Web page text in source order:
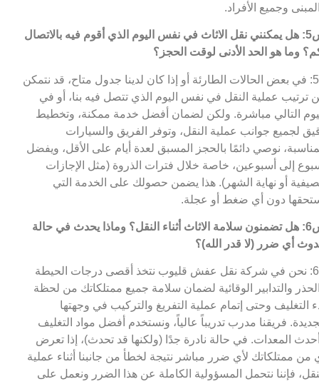
وجميع الأفراد.
س5: هل يمكنني نقل الاثاث في نفس اليوم الذي أقوم فيه بالاتصال
وما هو الحد الأدنى لوقت الحجز؟
ج5: في بعض الحالات الطارئة أو إذا كان لدينا جدول متاح، قد نتمكن
ترتيب عملية النقل في نفس اليوم الذي تتصل فيه بنا، أو في
التالي مباشرة. ولكن لضمان أفضل خدمة ممكنة، وتخطيط
لجميع جوانب عملية النقل، وتوفر الفريق والسيارات
نوصي دائمًا بالحجز المسبق لعدة أيام على الأقل، ويفضل
إلى أسبوعين، خاصة خلال فترات الذروة (مثل الإجازات
أو نهاية الشهر). هذا يضمن حصولك على الخدمة التي
دون أي ضغط أو عجلة.
س6: هل تضمنون سلامة الاثاث أثناء النقل؟ وماذا يحدث في حالة
أي ضرر (لا قدر الله)؟
ج6: نحن في شركة نقل عفش قليوب نتخذ أقصى درجات الحيطة
والتدابير الوقائية لضمان سلامة جميع ممتلكاتك من لحظة
التغليف وحتى إتمام عملية التفريغ والتركيب في وجهتها
فريقنا مدرب تدريباً عالياً، ونستخدم أفضل مواد التغليف
المعدات. في حالة نادرة جدًا (ولكنها قد تحدث)، إذا تعرض
من ممتلكاتك لأي ضرر مباشر نتيجة لخطأ من جانبنا أثناء عملية
فإننا نتحمل المسؤولية الكاملة عن هذا الضرر ونعمل على